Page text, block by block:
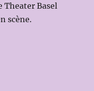
Theater Basel
scène.